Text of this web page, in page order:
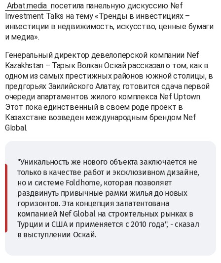
Arbat.media посетила панельную дискуссию Nef
Investment Talks на тему «Тренды в инвестициях –
инвестиции в недвижимость, искусство, ценные бумаги
и медиа».
Генеральный директор девелоперской компании Nef
Kazakhstan – Тарык Волкан Оскай рассказал о том, как в
одном из самых престижных районов южной столицы, в
предгорьях Заилийского Алатау, готовится сдача первой
очереди апартаментов жилого комплекса Nef Uptown.
Этот пока единственный в своем роде проект в
Казахстане возведен международным брендом Nef
Global.
"Уникальность же нового объекта заключается не
только в качестве работ и эксклюзивном дизайне,
но и системе Foldhome, которая позволяет
раздвинуть привычные рамки жилья до новых
горизонтов. Эта концепция запатентована
компанией Nef Global на строительных рынках в
Турции и США и применяется с 2010 года", - сказал
в выступлении Оскай.